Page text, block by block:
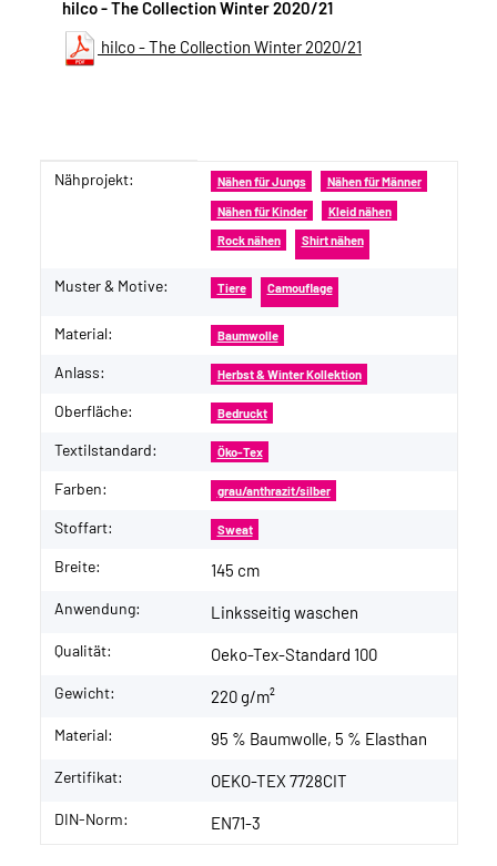
hilco - The Collection Winter 2020/21
hilco - The Collection Winter 2020/21
Produkteigenschaft
Wert
Nähprojekt: Nähen für Jungs Nähen für Männer
Nähen für Kinder Kleid nähen
Rock nähen Shirt nähen
Muster & Motive: Tiere Camouflage
Material: Baumwolle
Anlass: Herbst & Winter Kollektion
Oberfläche: Bedruckt
Textilstandard: Öko-Tex
Farben: grau/anthrazit/silber
Stoffart: Sweat
Breite: 145 cm
Anwendung: Linksseitig waschen
Qualität: Oeko-Tex-Standard 100
Gewicht: 220 g/m²
Material: 95 % Baumwolle, 5 % Elasthan
Zertifikat: OEKO-TEX 7728CIT
DIN-Norm: EN71-3